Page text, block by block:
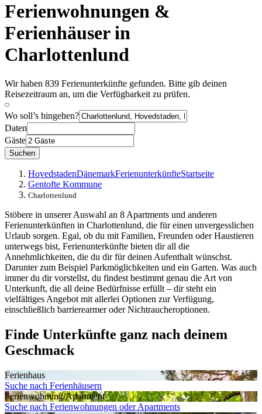
Ferienwohnungen &
Ferienhäuser in
Charlottenlund
Wir haben 839 Ferienunterkünfte gefunden. Bitte gib deinen
Reisezeitraum an, um die Verfügbarkeit zu prüfen.
Wo soll’s hingehen?
Daten
Gäste
Suchen
HovedstadenDänemarkFerienunterkünfteStartseite
Gentofte Kommune
Charlottenlund
Stöbere in unserer Auswahl an 8 Apartments und anderen
Ferienunterkünften in Charlottenlund, die für einen unvergesslichen
Urlaub sorgen. Egal, ob du mit Familien, Freunden oder Haustieren
unterwegs bist, Ferienunterkünfte bieten dir all die
Annehmlichkeiten, die du dir für deinen Aufenthalt wünschst.
Darunter zum Beispiel Parkmöglichkeiten und ein Garten. Was auch
immer du dir vorstellst, du findest bestimmt genau die Art von
Unterkunft, die all deine Bedürfnisse erfüllt – dir steht ein
vielfältiges Angebot mit allerlei Optionen zur Verfügung,
einschließlich barrierearmer oder Nichtraucheroptionen.
Finde Unterkünfte ganz nach deinem
Geschmack
Ferienhaus
Suche nach Ferienhäusern
Ferienwohnung/Apartment
Suche nach Ferienwohnungen oder Apartments